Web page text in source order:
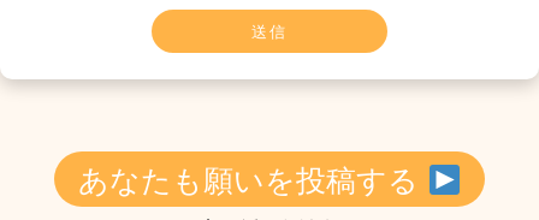
あなたも願いを投稿する